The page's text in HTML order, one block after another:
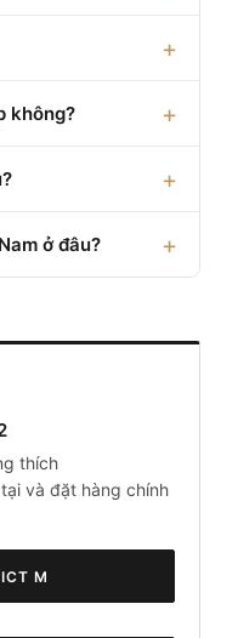
không?
ở đâu?
thích
và đặt hàng chính
M